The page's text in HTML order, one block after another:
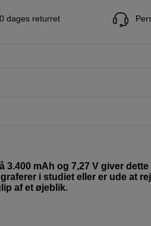
dages returret
3.400 mAh og 7,27 V giver
i studiet eller er ude at
af et øjeblik.